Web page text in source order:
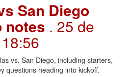
San Diego
notes . 25 de
vs. San Diego, including starters,
questions heading into kickoff.